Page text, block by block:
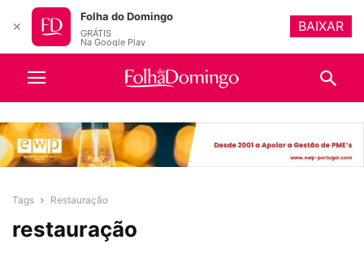
Tags Restauração
restauração
✕
Folha do Domingo
GRÁTIS
Na Google Play
BAIXAR